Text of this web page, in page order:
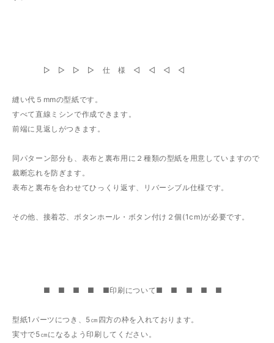
▷ ▷ ▷ ▷ 仕 様 ◁ ◁ ◁ ◁
縫い代５mmの型紙です。
すべて直線ミシンで作成できます。
前端に見返しがつきます。
同パターン部分も、表布と裏布用に２種類の型紙を用意していますので
裁断忘れを防ぎます。
表布と裏布を合わせてひっくり返す、リバーシブル仕様です。
その他、接着芯、ボタンホール・ボタン付け２個(1cm)が必要です。
■ ■ ■ ■ ■印刷について■ ■ ■ ■ ■
型紙1パーツにつき、5㎝四方の枠を入れております。
実寸で5㎝になるよう印刷してください。